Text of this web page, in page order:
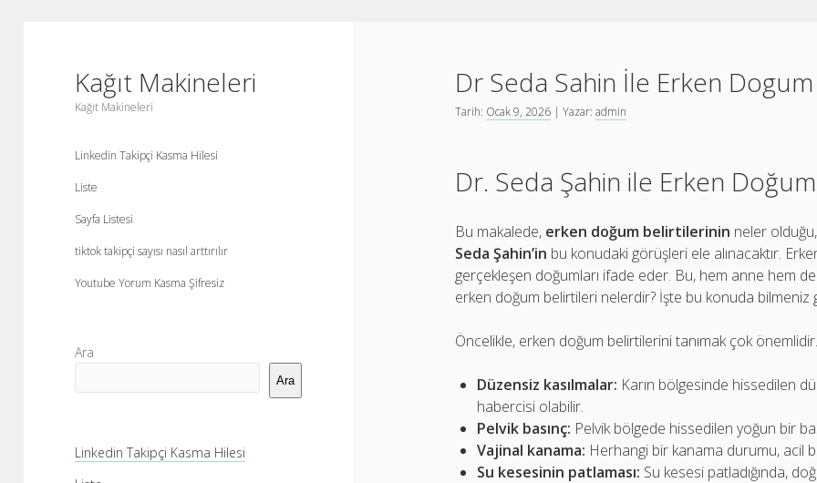
Kağıt Makineleri
Kağıt Makineleri
Linkedin Takipçi Kasma Hilesi
Liste
Sayfa Listesi
tiktok takipçi sayısı nasıl arttırılır
Youtube Yorum Kasma Şifresiz
Yan
Menü
Ara
Ara
Linkedin Takipçi Kasma Hilesi
Dr Seda Sahin İle Erken
Tarih: Ocak 9, 2026 | Yazar:admin
Dr. Seda Şahin ile Erken
Bu makalede, erken doğum belirtilerinin neler olduğu,
Seda Şahin’in bu konudaki görüşleri ele alınacaktır.
gerçekleşen doğumları ifade eder. Bu, hem anne hem
erken doğum belirtileri nelerdir? İşte bu konuda bilmeniz
Öncelikle, erken doğum belirtilerini tanımak çok önemlidir.
Düzensiz kasılmalar: Karın bölgesinde hissedilen
habercisi olabilir.
Pelvik basınç: Pelvik bölgede hissedilen yoğun bir
Vajinal kanama: Herhangi bir kanama durumu, acil
Su kesesinin patlaması: Su kesesi patladığında,